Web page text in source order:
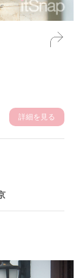
詳細を見る